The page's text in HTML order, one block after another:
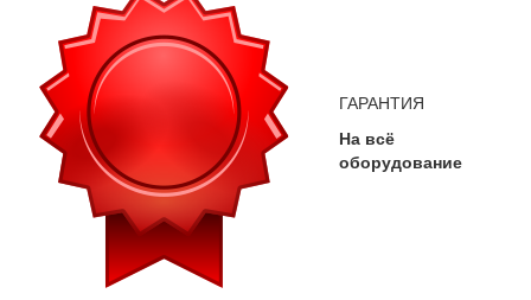
ГАРАНТИЯ
На всё
оборудование